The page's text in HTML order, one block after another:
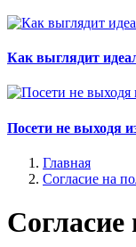
Как выглядит
Посети не выходя
Главная
Согласие на
Согласие